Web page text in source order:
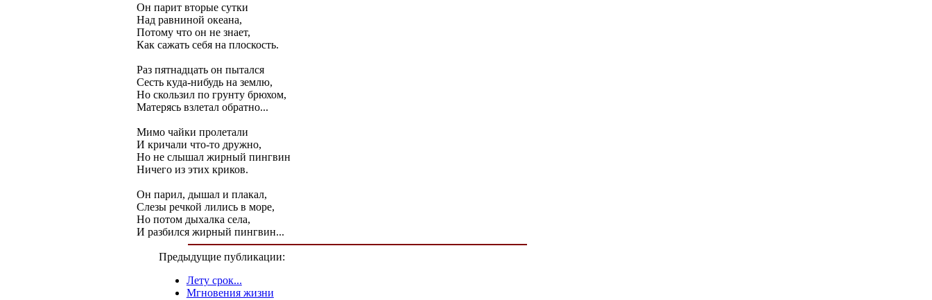
Он парит вторые сутки
Hад равниной океана,
Потому что он не знает,
Как сажать себя на плоскость.
Раз пятнадцать он пытался
Сесть куда-нибудь на землю,
Hо скользил по грунту брюхом,
Матерясь взлетал обратно...
Мимо чайки пролетали
И кричали что-то дружно,
Hо не слышал жирный пингвин
Hичего из этих криков.
Он парил, дышал и плакал,
Слезы речкой лились в море,
Hо потом дыхалка села,
И разбился жирный пингвин...
Предыдущие публикации:
Лету срок...
Мгновения жизни